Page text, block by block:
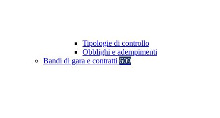
Tipologie di controllo
Obblighi e adempimenti
Bandi di gara e contratti 609